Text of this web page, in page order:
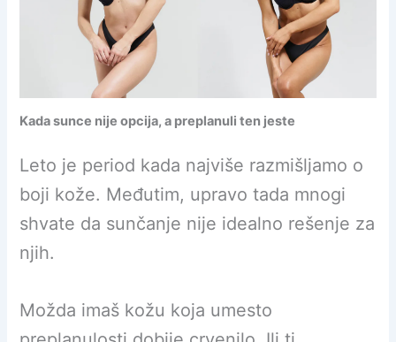
Kada sunce nije opcija, a preplanuli ten jeste
Leto je period kada najviše razmišljamo o
boji kože. Međutim, upravo tada mnogi
shvate da sunčanje nije idealno rešenje za
njih.
Možda imaš kožu koja umesto